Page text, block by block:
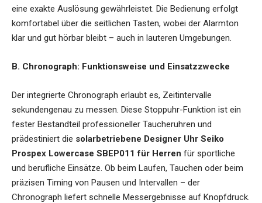
eine exakte Auslösung gewährleistet. Die Bedienung erfolgt
komfortabel über die seitlichen Tasten, wobei der Alarmton
klar und gut hörbar bleibt – auch in lauteren Umgebungen.
B. Chronograph: Funktionsweise und Einsatzzwecke
Der integrierte Chronograph erlaubt es, Zeitintervalle
sekundengenau zu messen. Diese Stoppuhr-Funktion ist ein
fester Bestandteil professioneller Taucheruhren und
prädestiniert die solarbetriebene Designer Uhr Seiko
Prospex Lowercase SBEP011 für Herren für sportliche
und berufliche Einsätze. Ob beim Laufen, Tauchen oder beim
präzisen Timing von Pausen und Intervallen – der
Chronograph liefert schnelle Messergebnisse auf Knopfdruck.